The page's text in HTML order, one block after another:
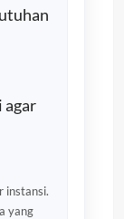
agar
instansi.
yang